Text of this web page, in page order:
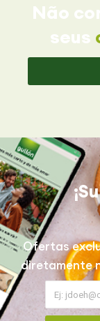
Não
seus
Ofertas
diretamente